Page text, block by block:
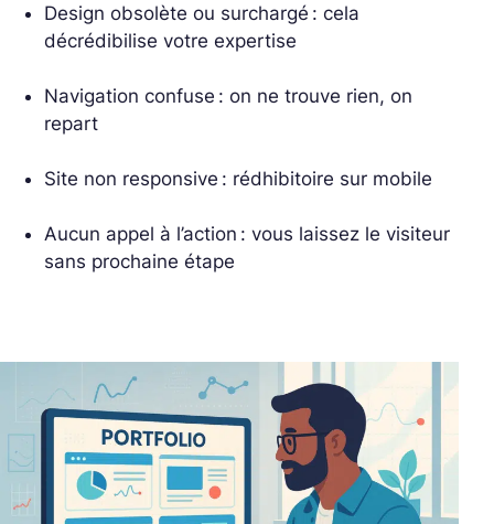
Design obsolète ou surchargé : cela
décrédibilise votre expertise
Navigation confuse : on ne trouve rien, on
repart
Site non responsive : rédhibitoire sur mobile
Aucun appel à l’action : vous laissez le visiteur
sans prochaine étape